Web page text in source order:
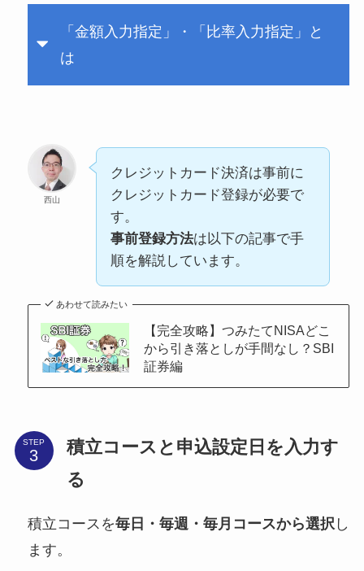
「金額入力指定」・「比率入力指定」と
は
西山
クレジットカード決済は事前に
クレジットカード登録が必要で
す。
事前登録方法は以下の記事で手
順を解説しています。
あわせて読みたい
【完全攻略】つみたてNISAどこ
から引き落としが手間なし？SBI
証券編
STEP
積立コースと申込設定日を入力す
る
積立コースを毎日・毎週・毎月コースから選択し
ます。